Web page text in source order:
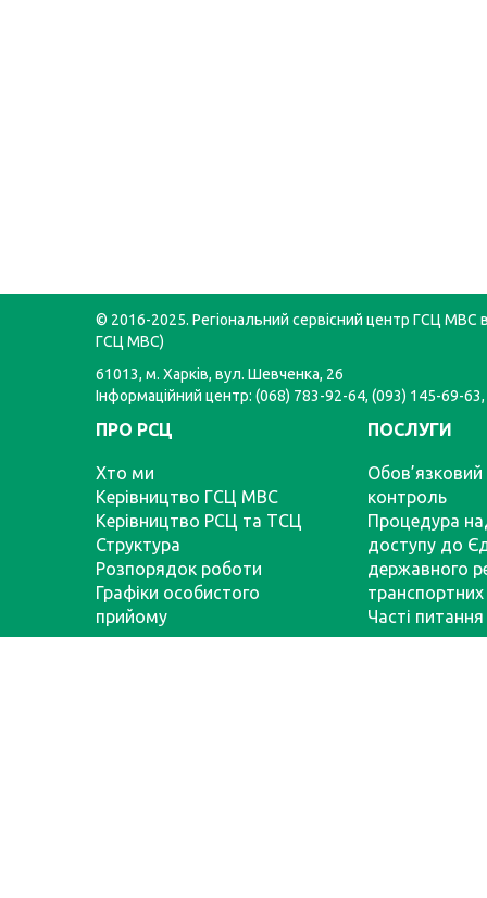
© 2016-2025. Регіональний сервісний центр ГСЦ МВС в
ГСЦ МВС)
61013, м. Харків, вул. Шевченка, 26
Інформаційний центр: (068) 783-92-64, (093) 145-69-
ПРО РСЦ
Хто ми
Керівництво ГСЦ МВС
Керівництво РСЦ та ТСЦ
Структура
Розпорядок роботи
Графіки особистого
прийому
ПОСЛУГИ
Обов’язковий
контроль
Процедура
доступу до
державного
транспортних
Часті питання